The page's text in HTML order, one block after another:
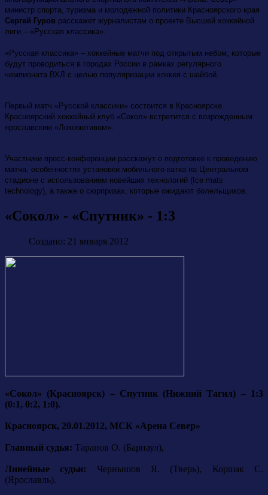
министр спорта, туризма и молодежной политики Красноярского края
Сергей Гуров расскажет журналистам о проекте Высшей хоккейной
лиги – «Русская классика».
«Русская классика» – хоккейные матчи под открытым небом, которые
будут проводиться в городах России в рамках регулярного
чемпионата ВХЛ с целью популяризации хоккея с шайбой.
Первый матч «Русской классики» состоится в Красноярске.
Красноярский хоккейный клуб «Сокол» встретится с возрожденным
ярославским «Локомотивом».
Участники пресс-конференции расскажут о подготовке к проведению
матча, особенностях установки мобильного катка на Центральном
стадионе с использованием новейших технологий (Ice mats
technology), а также о сюрпризах, которые ожидают болельщиков.
«Сокол» - «Спутник» - 1:3
Создано: 21 января 2012
«Сокол» (Красноярск) – Спутник (Нижний Тагил) – 1:3
(0:1, 0:2, 1:0).
Красноярск, 20.01.2012, МСК «Арена Север»
Главный судья: Таранов О. (Барнаул),
Линейные судьи: Чернышов Я. (Тверь), Коршак С.
(Ярославль).